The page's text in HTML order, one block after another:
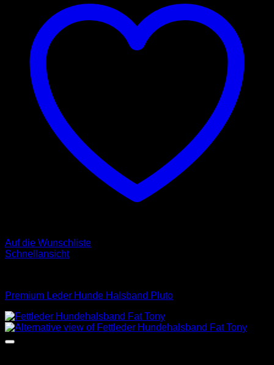
Auf die Wunschliste
Schnellansicht
Premium Leder Hunde Halsband Pluto